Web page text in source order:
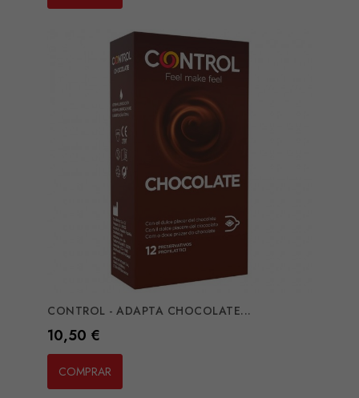
CONTROL - ADAPTA CHOCOLATE...
Preço
10,50 €
COMPRAR